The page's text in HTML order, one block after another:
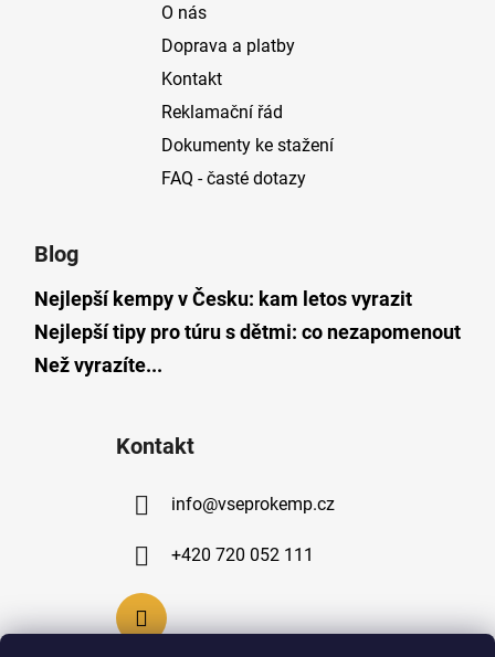
O nás
Doprava a platby
Kontakt
Reklamační řád
Dokumenty ke stažení
FAQ - časté dotazy
Blog
Nejlepší kempy v Česku: kam letos vyrazit
Nejlepší tipy pro túru s dětmi: co nezapomenout
Než vyrazíte...
Kontakt
info@vseprokemp.cz
+420 720 052 111